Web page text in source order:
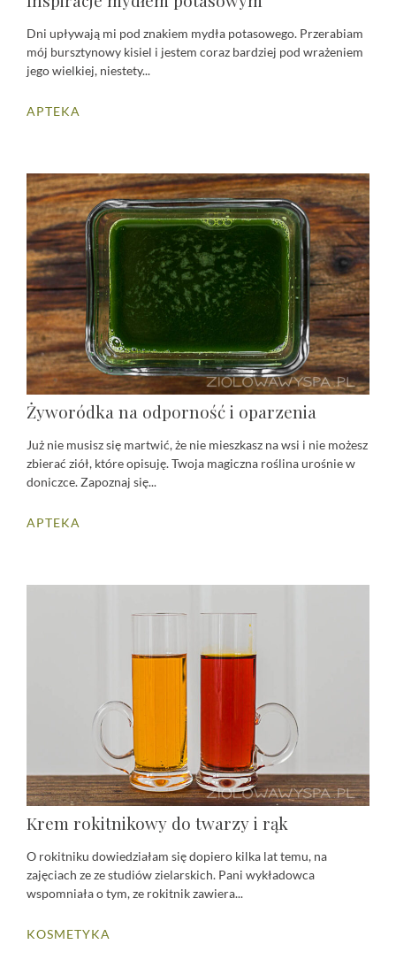
Dni upływają mi pod znakiem mydła potasowego. Przerabiam
mój bursztynowy kisiel i jestem coraz bardziej pod wrażeniem
jego wielkiej, niestety...
APTEKA
Żyworódka na odporność i oparzenia
Już nie musisz się martwić, że nie mieszkasz na wsi i nie możesz
zbierać ziół, które opisuję. Twoja magiczna roślina urośnie w
doniczce. Zapoznaj się...
APTEKA
Krem rokitnikowy do twarzy i rąk
O rokitniku dowiedziałam się dopiero kilka lat temu, na
zajęciach ze ze studiów zielarskich. Pani wykładowca
wspomniała o tym, ze rokitnik zawiera...
KOSMETYKA